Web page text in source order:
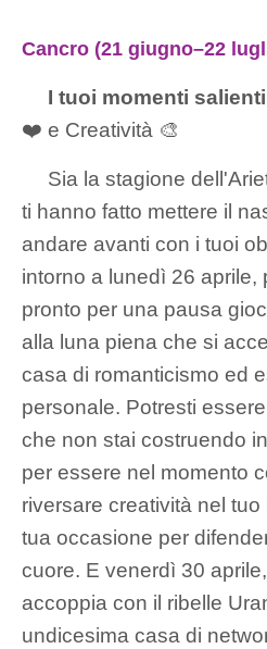
Cancro (21 giugno–22
I tuoi momenti
❤️ e Creatività 🎨
Sia la stagione
ti hanno fatto mettere il
andare avanti con i tuoi
intorno a lunedì 26 aprile,
pronto per una pausa
alla luna piena che si
casa di romanticismo ed
personale. Potresti
che non stai costruendo
per essere nel momento
riversare creatività nel
tua occasione per
cuore. E venerdì 30
accoppia con il ribelle
undicesima casa di